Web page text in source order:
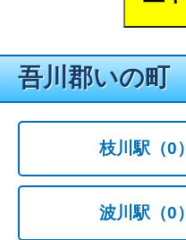
吾川郡いの町
枝川駅 （0）
波川駅 （0）